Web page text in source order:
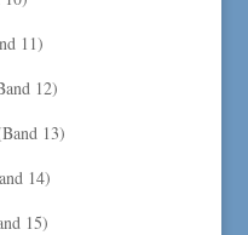
11)
12)
13)
14)
15)